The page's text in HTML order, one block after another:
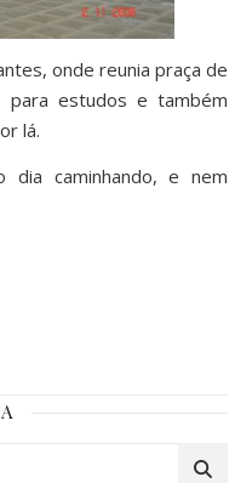
onde reunia praça de
para estudos e também
lá.
dia caminhando, e nem